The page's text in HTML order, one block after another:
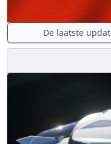
De laatste